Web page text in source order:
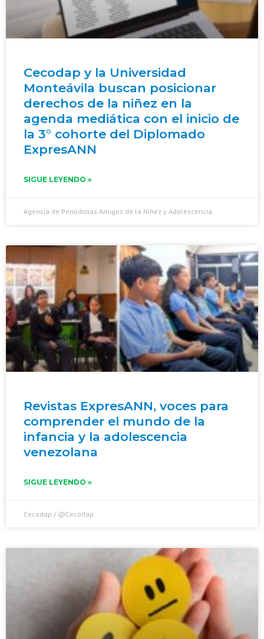
Cecodap y la Universidad
Monteávila buscan posicionar
derechos de la niñez en la
agenda mediática con el inicio de
la 3° cohorte del Diplomado
ExpresANN
SIGUE LEYENDO »
Agencia de Periodistas Amigos de la Niñez y Adolescencia
Revistas ExpresANN, voces para
comprender el mundo de la
infancia y la adolescencia
venezolana
SIGUE LEYENDO »
Cecodap / @Cecodap